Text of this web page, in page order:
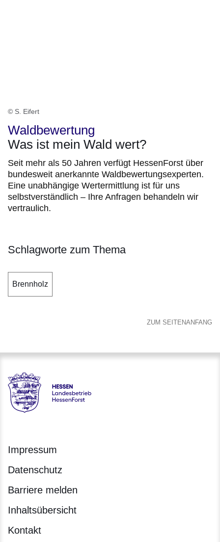
© S. Eifert
Waldbewertung
Was ist mein Wald wert?
Seit mehr als 50 Jahren verfügt HessenForst über
bundesweit anerkannte Waldbewertungsexperten.
Eine unabhängige Wertermittlung ist für uns
selbstverständlich – Ihre Anfragen behandeln wir
vertraulich.
Schlagworte zum Thema
Brennholz
ZUM SEITENANFANG
Hessen - Landesbetrieb HessenForst
Impressum
Datenschutz
Barriere melden
Inhaltsübersicht
Kontakt